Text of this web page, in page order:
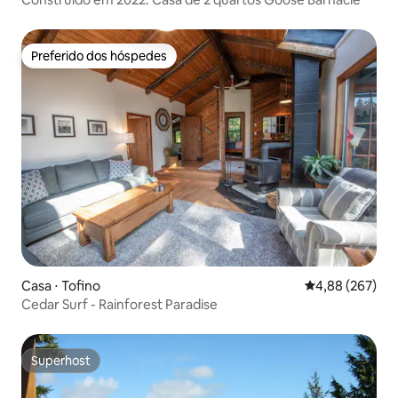
Preferido dos hóspedes
Preferido dos hóspedes
Casa ⋅ Tofino 4,88 de uma
4,88 (267)
Cedar Surf - Rainforest Paradise
Superhost
Superhost